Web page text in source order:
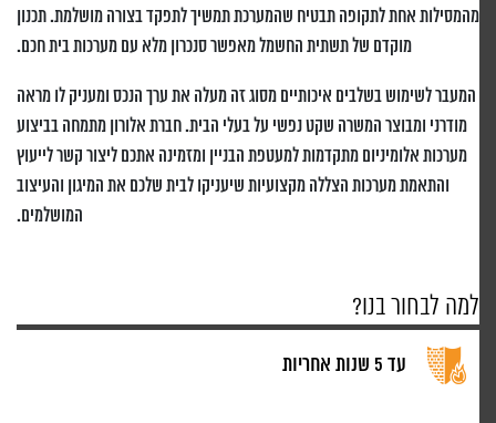
מהמסילות אחת לתקופה תבטיח שהמערכת תמשיך לתפקד בצורה מושלמת. תכנון
מוקדם של תשתית החשמל מאפשר סנכרון מלא עם מערכות בית חכם.
המעבר לשימוש בשלבים איכותיים מסוג זה מעלה את ערך הנכס ומעניק לו מראה
מודרני ומבוצר המשרה שקט נפשי על בעלי הבית. חברת אלורון מתמחה בביצוע
מערכות אלומיניום מתקדמות למעטפת הבניין ומזמינה אתכם ליצור קשר לייעוץ
והתאמת מערכות הצללה מקצועיות שיעניקו לבית שלכם את המיגון והעיצוב
המושלמים.
למה לבחור בנו?
עד 5 שנות אחריות